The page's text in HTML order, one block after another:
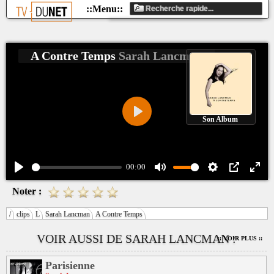
Play
00:00
Mute Settings
PIP
Play
A Contre Temps Sarah Lancman
Son Album
/ clips L Sarah Lancman A Contre Temps
VOIR AUSSI DE SARAH LANCMAN ::: VOIR PLUS ::
Parisienne
Noter :